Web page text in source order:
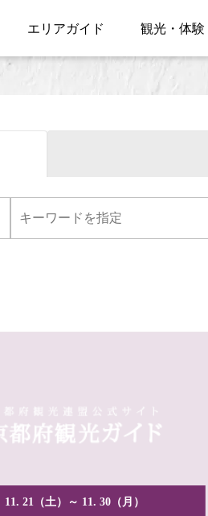
エリアガイド 観光・体験
11. 21（土）～ 11. 30（月）